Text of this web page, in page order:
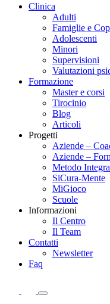
Clinica
Adulti
Famiglie e
Adolescenti
Minori
Supervisioni
Valutazioni
Formazione
Master e corsi
Tirocinio
Blog
Articoli
Progetti
Aziende –
Aziende –
Metodo
SiCura-Mente
MiGioco
Scuole
Informazioni
Il Centro
Il Team
Contatti
Newsletter
Faq